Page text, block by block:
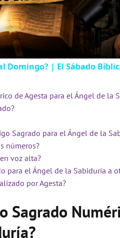
Domingo? | El Sábado
de Agesta para el Ángel de la
Sagrado para el Ángel de la
números?
voz alta?
para el Ángel de la Sabiduría a
por Agesta?
Sagrado